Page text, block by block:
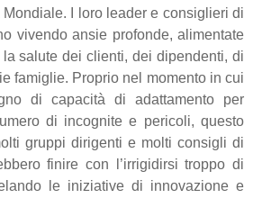
I loro leader e consiglieri di
vivendo ansie profonde, alimentate
salute dei clienti, dei dipendenti, di
famiglie. Proprio nel momento in cui
di capacità di adattamento per
di incognite e pericoli, questo
gruppi dirigenti e molti consigli di
finire con l’irrigidirsi troppo di
le iniziative di innovazione e